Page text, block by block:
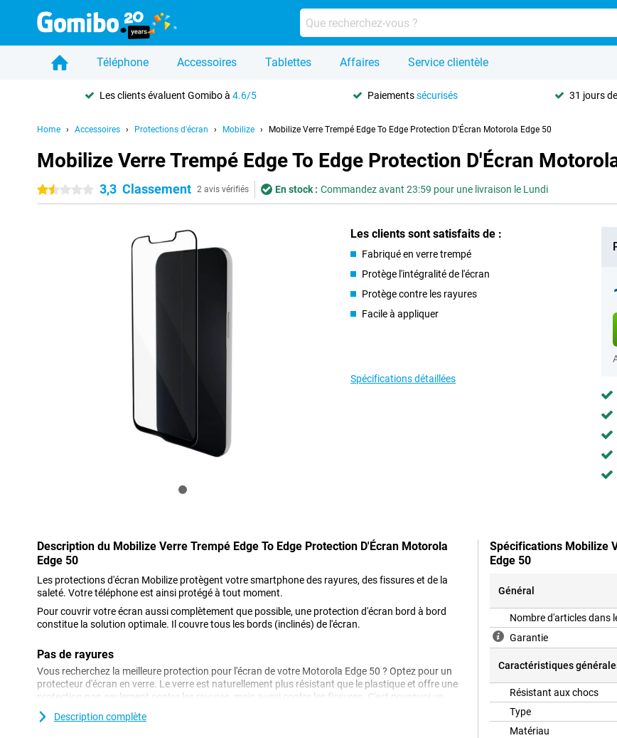
Téléphone Accessoires Tablettes Affaires Service clientèle
Les clients évaluent Gomibo à4.6/5 Paiementssécurisés 31 jours
Home Accessoires Protections d'écran Mobilize Mobilize Verre Trempé Edge To Edge Protection D'Écran Motorola Edge 50
Mobilize Verre Trempé Edge To Edge Protection D'Écran
1.5 étoiles
3,3 Classement 2 avis vérifiés En stock : Commandez avant 23:59 pour une livraison le Lundi
Les clients sont satisfaits de :
Fabriqué en verre trempé
Protège l'intégralité de l'écran
Protège contre les rayures
Facile à appliquer
Spécifications détaillées
Description du Mobilize Verre Trempé Edge To Edge Protection D'Écran Motorola
Edge 50
Les protections d'écran Mobilize protègent votre smartphone des rayures, des fissures et de la
saleté. Votre téléphone est ainsi protégé à tout moment.
Pour couvrir votre écran aussi complètement que possible, une protection d'écran bord à bord
constitue la solution optimale. Il couvre tous les bords (inclinés) de l'écran.
Pas de rayures
Vous recherchez la meilleure protection pour l'écran de votre Motorola Edge 50 ? Optez pour un
protecteur d'écran en verre. Le verre est naturellement plus résistant que le plastique et offre une
protection non seulement contre les rayures, mais aussi contre les fissures. C'est pourquoi un
protecteur d'écran en verre est généralement plus cher qu'un protecteur d'écran en plastique.
Description complète
Spécifications Mobilize
Edge 50
Général
Nombre d'articles dans
Garantie
Caractéristiques
Résistant aux chocs
Type
Matériau